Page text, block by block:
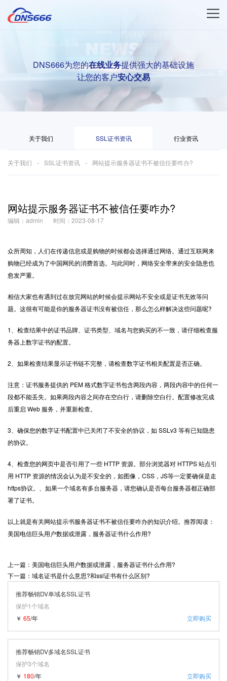
DNS666为您的在线业务提供强大的基础设施
让您的客户安心交易
关于我们 SSL证书资讯 行业资讯
关于我们 SSL证书资讯 网站提示服务器证书不被信任要咋办?
网站提示服务器证书不被信任要咋办?
编辑：admin 时间：2023-08-17
众所周知，人们在传递信息或是购物的时候都会选择通过网络。通过互联网来
购物已经成为了中国网民的消费首选。与此同时，网络安全带来的安全隐患也
愈发严重。
相信大家也有遇到过在放完网站的时候会提示网站不安全或是证书无效等问
题。这很有可能是你的服务器证书没有被信任，那么怎么样解决这些问题呢?
1、检查结果中的证书品牌、证书类型、域名与您购买的不一致，请仔细检查服
务器上数字证书的配置。
2、如果检查结果显示证书链不完整，请检查数字证书相关配置是否正确。
注意：证书服务提供的 PEM 格式数字证书包含两段内容，两段内容中的任何一
段都不能丢失。如果两段内容之间存在空白行，请删除空白行。配置修改完成
后重启 Web 服务，并重新检查。
3、确保您的数字证书配置中已关闭了不安全的协议，如 SSLv3 等有已知隐患
的协议。
4、检查您的网页中是否引用了一些 HTTP 资源。部分浏览器对 HTTPS 站点引
用 HTTP 资源的情况会认为是不安全的，如图像，CSS，JS等一定要确保是走
https协议。、如果一个域名有多台服务器，请您确认是否每台服务器都正确部
署了证书。
以上就是有关网站提示书服务器证书不被信任要咋办的知识介绍。推荐阅读：
美国电信巨头用户数据或泄露，服务器证书什么作用?
上一篇：美国电信巨头用户数据或泄露，服务器证书什么作用?
下一篇：域名证书是什么意思?和ssl证书有什么区别?
推荐畅销DV单域名SSL证书
保护1个域名
立即购买
￥ 65/年
推荐畅销DV多域名SSL证书
保护3个域名
立即购买
￥ 180/年